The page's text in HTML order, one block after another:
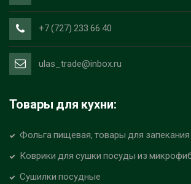
+7 (727) 233 66 40
ulas_trade@inbox.ru
Товары для кухни:
Фольга пищевая, товары для запекания
Коврики для сушки посуды из
Сушилки посудные